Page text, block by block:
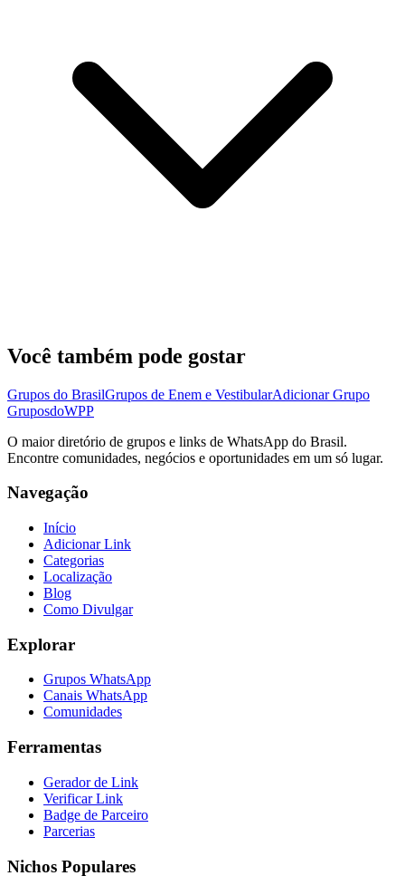
Você também pode gostar
Grupos do BrasilGrupos de Enem e VestibularAdicionar Grupo
GruposdoWPP
O maior diretório de grupos e links de WhatsApp do Brasil.
Encontre comunidades, negócios e oportunidades em um só lugar.
Navegação
Início
Adicionar Link
Categorias
Localização
Blog
Como Divulgar
Explorar
Grupos WhatsApp
Canais WhatsApp
Comunidades
Ferramentas
Gerador de Link
Verificar Link
Badge de Parceiro
Parcerias
Nichos Populares